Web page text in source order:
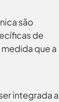
são
de
que a
integrada a